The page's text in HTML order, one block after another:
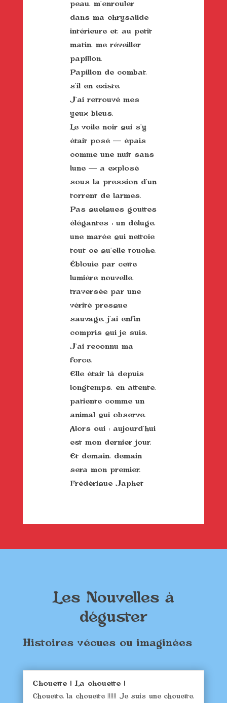
peau, m’enrouler
dans ma chrysalide
intérieure et, au petit
matin, me réveiller
papillon.
Papillon de combat,
s’il en existe.
J’ai retrouvé mes
yeux bleus.
Le voile noir qui s’y
était posé — épais
comme une nuit sans
lune — a explosé
sous la pression d’un
torrent de larmes.
Pas quelques gouttes
élégantes : un déluge,
une marée qui nettoie
tout ce qu’elle touche.
Éblouie par cette
lumière nouvelle,
traversée par une
vérité presque
sauvage, j’ai enfin
compris qui je suis.
J’ai reconnu ma
force.
Elle était là depuis
longtemps, en attente,
patiente comme un
animal qui observe.
Alors oui : aujourd’hui
est mon dernier jour.
Et demain, demain
sera mon premier.
Frédérique Japhet
Les Nouvelles à
déguster
Histoires vécues ou imaginées
Chouette ! La chouette !
Chouette, la chouette !!!!!! Je suis une chouette.